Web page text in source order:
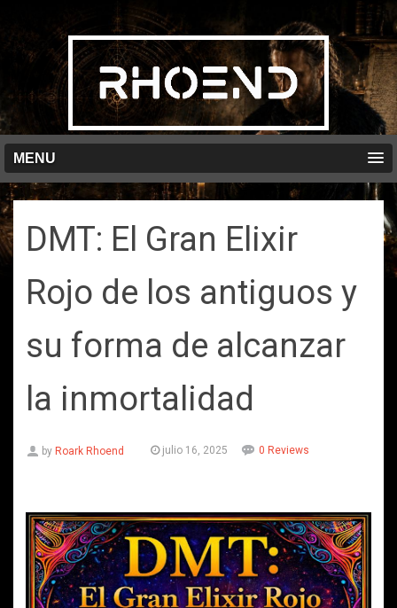
MENU
DMT: El Gran Elixir
Rojo de los antiguos y
su forma de alcanzar
la inmortalidad
by Roark Rhoend julio 16, 2025 0 Reviews